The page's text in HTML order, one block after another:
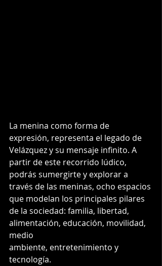
La menina como forma de
expresión, representa el legado de
Velázquez y su mensaje infinito. A
partir de este recorrido lúdico,
podrás sumergirte y explorar a
través de las meninas, ocho espacios
que modelan los principales pilares
de la sociedad: familia, libertad,
alimentación, educación, movilidad,
medio
ambiente, entretenimiento y
tecnología.